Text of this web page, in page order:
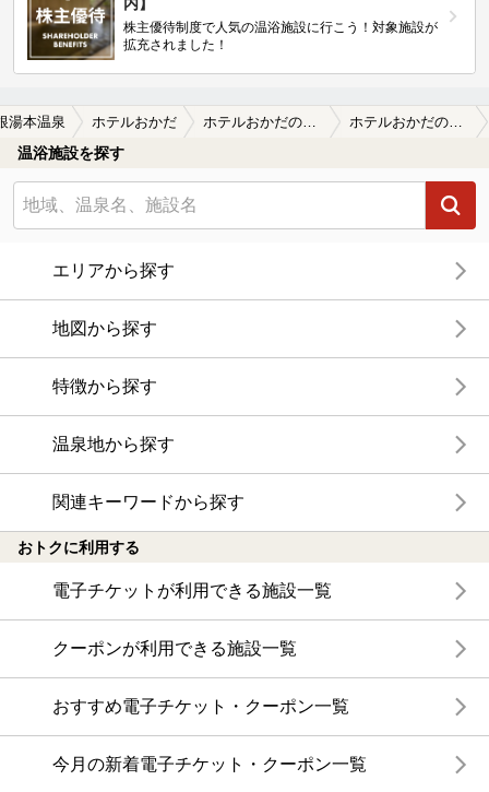
株主優待制度で人気の温浴施設に行こう！対象施設が
拡充されました！
湯本温泉 ホテルおかだ
温浴施設を探す
エリアから探す
地図から探す
特徴から探す
温泉地から探す
関連キーワードから探す
おトクに利用する
電子チケットが利用できる施設一覧
クーポンが利用できる施設一覧
おすすめ電子チケット・クーポン一覧
今月の新着電子チケット・クーポン一覧